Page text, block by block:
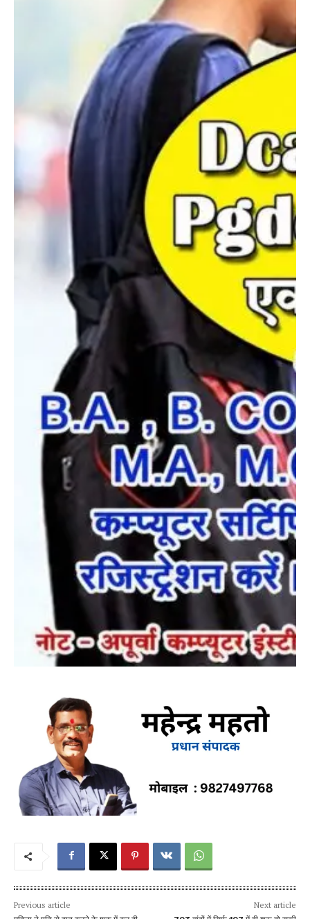
Previous article Next article